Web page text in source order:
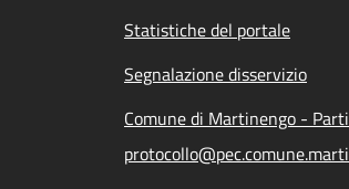
Statistiche del portale
Segnalazione disservizio
Comune di Martinengo -